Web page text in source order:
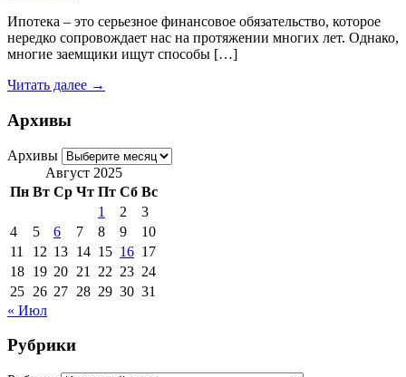
Ипотека – это серьезное финансовое обязательство, которое
нередко сопровождает нас на протяжении многих лет. Однако,
многие заемщики ищут способы […]
Читать далее →
Архивы
Архивы
Август 2025
Пн Вт Ср Чт Пт Сб Вс
1
2
3
4
5 6 7 8 9
10
11
12 13 14 15 16 17
18 19 20 21 22 23 24
25 26 27 28 29 30 31
« Июл
Рубрики